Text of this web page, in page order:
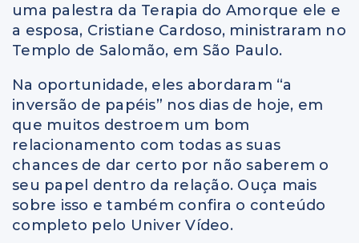
uma palestra da Terapia do Amorque ele e
a esposa, Cristiane Cardoso, ministraram no
Templo de Salomão, em São Paulo.
Na oportunidade, eles abordaram “a
inversão de papéis” nos dias de hoje, em
que muitos destroem um bom
relacionamento com todas as suas
chances de dar certo por não saberem o
seu papel dentro da relação. Ouça mais
sobre isso e também confira o conteúdo
completo pelo Univer Vídeo.